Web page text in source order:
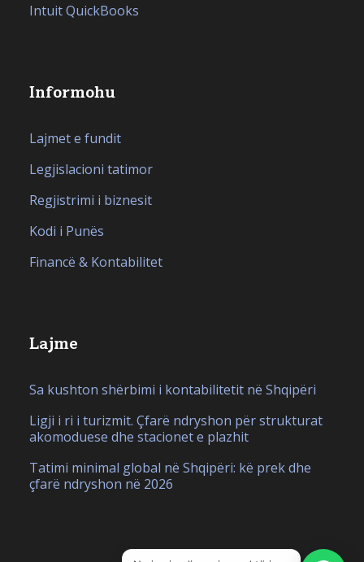
Intuit QuickBooks
Informohu
Lajmet e fundit
Legjislacioni tatimor
Regjistrimi i biznesit
Kodi i Punës
Financë & Kontabilitet
Lajme
Sa kushton shërbimi i kontabilitetit në Shqipëri
Ligji i ri i turizmit. Çfarë ndryshon për strukturat
akomoduese dhe stacionet e plazhit
Tatimi minimal global në Shqipëri: kë prek dhe
çfarë ndryshon në 2026